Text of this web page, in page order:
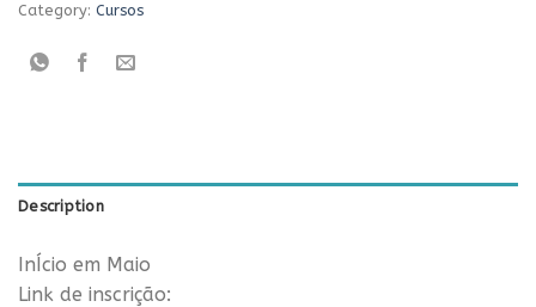
Category: Cursos
Description
InÍcio em Maio
Link de inscrição: